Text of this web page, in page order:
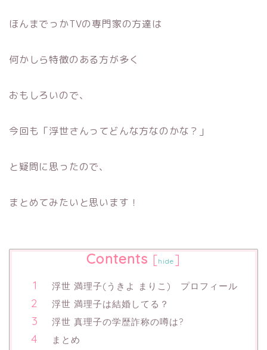
ほんまでっかTVの専門家の方達は
何かしら特徴のある方が多く
おもしろいので、
今回も「浮世さんってどんな方なのかな？」
と疑問に思ったので、
まとめてみたいと思います！
Contents [hide ]
浮世 満理子(うきよ まりこ) プロフィール
浮世 満理子は結婚してる？
浮世 真理子の学歴詐称の噂は?
まとめ